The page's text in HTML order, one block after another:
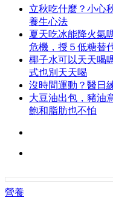
立秋吃什麼？小心
養生心法
夏天吃冰能降火氣
危機，授５低糖替
椰子水可以天天喝
式也別天天喝
沒時間運動？醫日
大豆油出包，豬油
飽和脂肪也不怕
營養